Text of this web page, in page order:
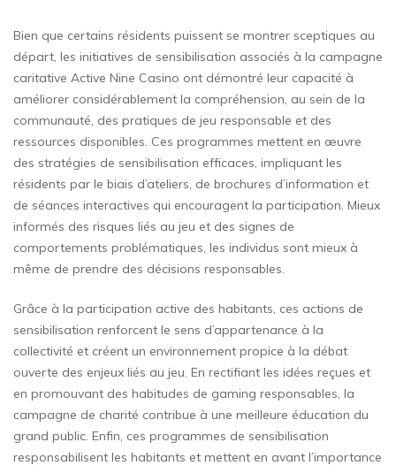
Bien que certains résidents puissent se montrer sceptiques au
départ, les initiatives de sensibilisation associés à la campagne
caritative Active Nine Casino ont démontré leur capacité à
améliorer considérablement la compréhension, au sein de la
communauté, des pratiques de jeu responsable et des
ressources disponibles. Ces programmes mettent en œuvre
des stratégies de sensibilisation efficaces, impliquant les
résidents par le biais d’ateliers, de brochures d’information et
de séances interactives qui encouragent la participation. Mieux
informés des risques liés au jeu et des signes de
comportements problématiques, les individus sont mieux à
même de prendre des décisions responsables.
Grâce à la participation active des habitants, ces actions de
sensibilisation renforcent le sens d’appartenance à la
collectivité et créent un environnement propice à la débat
ouverte des enjeux liés au jeu. En rectifiant les idées reçues et
en promouvant des habitudes de gaming responsables, la
campagne de charité contribue à une meilleure éducation du
grand public. Enfin, ces programmes de sensibilisation
responsabilisent les habitants et mettent en avant l’importance